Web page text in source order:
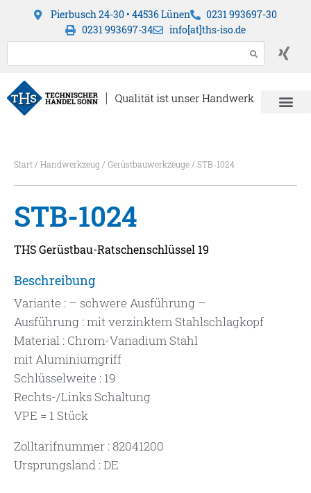
Pierbusch 24-30 • 44536 Lünen
0231 993697-30
0231 993697-34
info[at]ths-iso.de
Start/ Handwerkzeug/ Gerüstbauwerkzeuge/ STB-1024
STB-1024
THS Gerüstbau-Ratschenschlüssel 19
Beschreibung
Variante : – schwere Ausführung –
Ausführung : mit verzinktem Stahlschlagkopf
Material : Chrom-Vanadium Stahl
mit Aluminiumgriff
Schlüsselweite : 19
Rechts-/Links Schaltung
VPE = 1 Stück
Zolltarifnummer : 82041200
Ursprungsland : DE